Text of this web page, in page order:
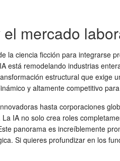
mercado
la ciencia ficción para integrarse
está remodelando industrias
estructural que
y altamente competitivo
hasta corporaciones
IA no solo crea roles
panorama es increíblemente
Si quieres profundizar en los